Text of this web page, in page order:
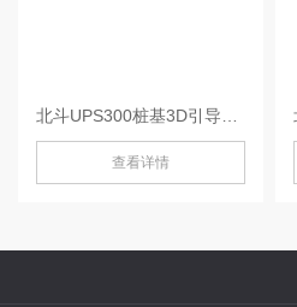
查看详情